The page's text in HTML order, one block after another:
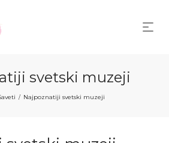
svetski muzeji
/ Najpoznatiji svetski muzeji